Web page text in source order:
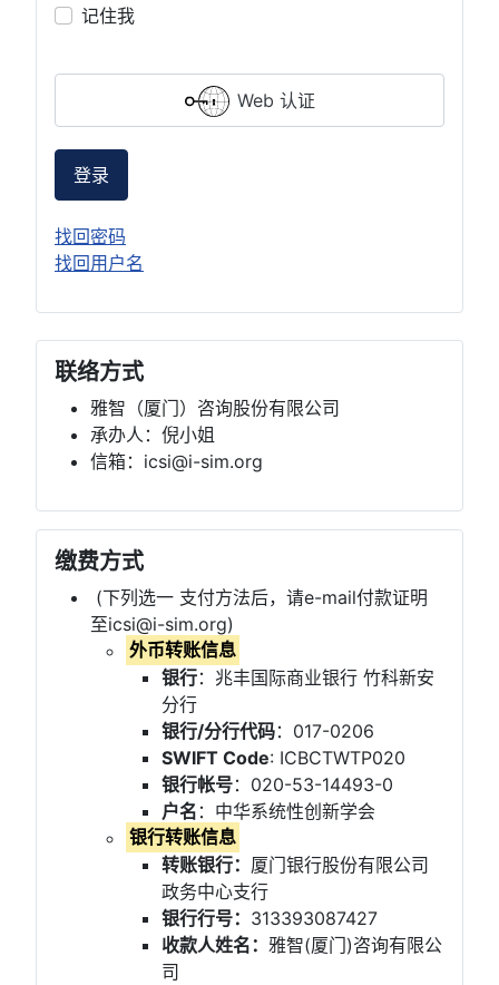
记住我
Web 认证
登录
找回密码
找回用户名
联络方式
雅智（厦门）咨询股份有限公司
承办人：倪小姐
信箱：icsi@i-sim.org
缴费方式
(下列选一 支付方法后，请e-mail付款证明
至icsi@i-sim.org)
外币转账信息
银行：兆丰国际商业银行 竹科新安
分行
银行/分行代码：017-0206
SWIFT Code: ICBCTWTP020
银行帐号：020-53-14493-0
户名 ：中华系统性创新学会
银行转账信息
转账银行： 厦门银行股份有限公司
政务中心支行
银行行号： 313393087427
收款人姓名： 雅智(厦门)咨询有限公
司